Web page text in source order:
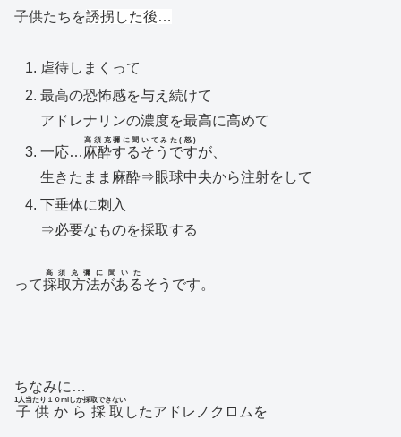
子供たちを誘拐した後…
虐待しまくって
最高の恐怖感を与え続けて
アドレナリンの濃度を最高に高めて
一応…麻酔するそうです
高須克彌に聞いてみた(怒)
が、
生きたまま麻酔⇒眼球中央から注射をして
下垂体に刺入
⇒必要なものを採取する
って採取方法がある
高須克彌に聞いた
そうです。
ちなみに…
子供から採取
1人当たり１０mlしか採取できない
したアドレノクロムを